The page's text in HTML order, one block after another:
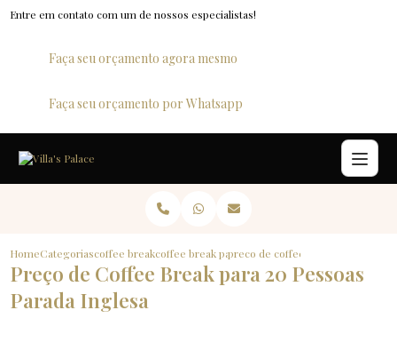
Entre em contato com um de nossos especialistas!
Faça seu orçamento agora mesmo
Faça seu orçamento por Whatsapp
HomeCategoriascoffee breakcoffee break para 20 pessoaspreco de coffee break para 20
Preço de Coffee Break para 20 Pessoas
Parada Inglesa